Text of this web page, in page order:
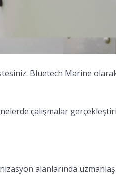
Bluetech Marine
çalışmalar
alanlarında